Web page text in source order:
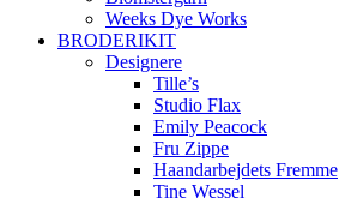
Weeks Dye Works
BRODERIKIT
Designere
Tille’s
Studio Flax
Emily Peacock
Fru Zippe
Haandarbejdets Fremme
Tine Wessel